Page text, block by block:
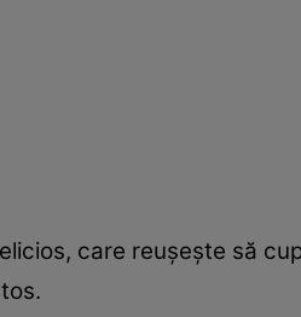
care reuşeşte să